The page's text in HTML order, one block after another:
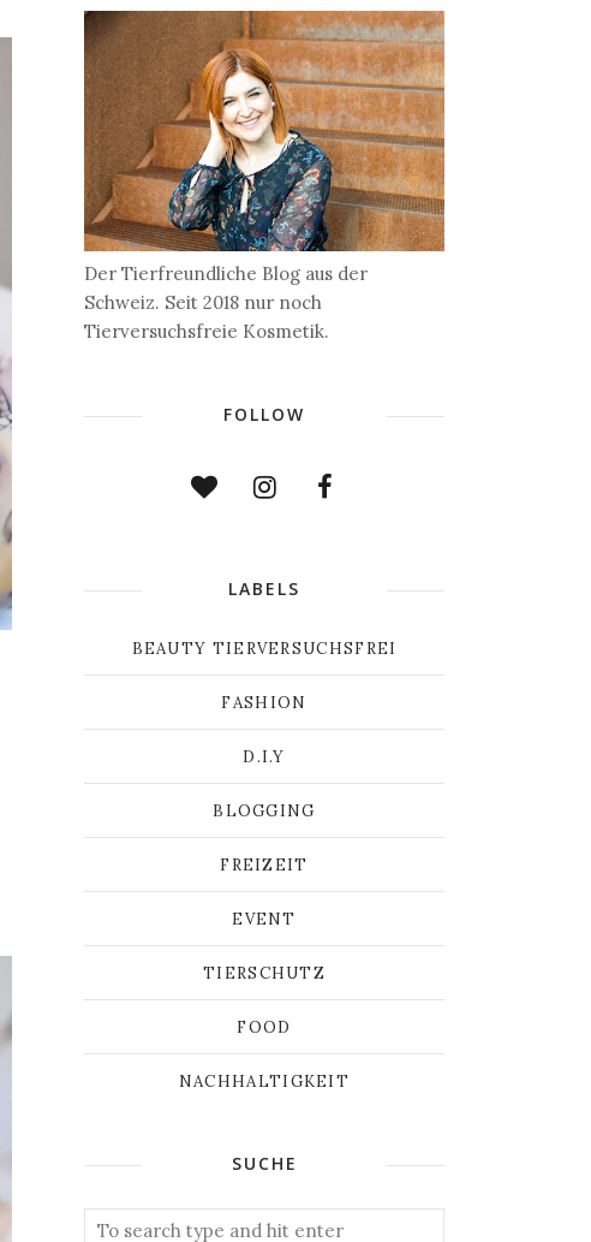
Der Tierfreundliche Blog aus der
Schweiz. Seit 2018 nur noch
Tierversuchsfreie Kosmetik.
FOLLOW
LABELS
BEAUTY TIERVERSUCHSFREI
FASHION
D.I.Y
BLOGGING
FREIZEIT
EVENT
TIERSCHUTZ
FOOD
NACHHALTIGKEIT
SUCHE